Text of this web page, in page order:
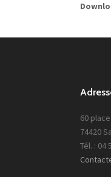
60
74420
Tél. : 04